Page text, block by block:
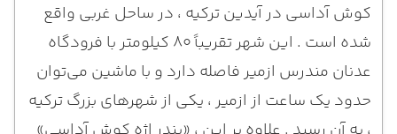
کوش آداسی در آیدین ترکیه ، در ساحل غربی واقع
شده است . این شهر تقریباً 80 کیلومتر با فرودگاه
عدنان مندرس ازمیر فاصله دارد و با ماشین می‌توان
حدود یک ساعت از ازمیر ، یکی از شهرهای بزرگ ترکیه